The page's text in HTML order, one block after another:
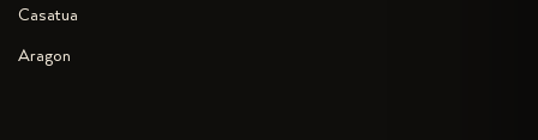
Casatua
Aragon